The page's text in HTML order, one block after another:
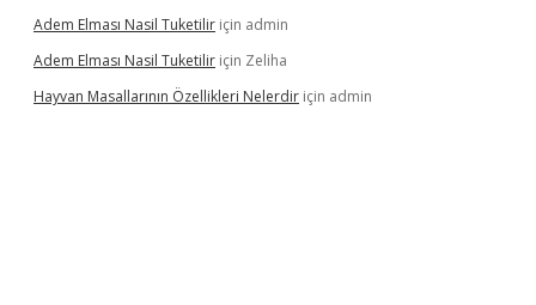
Adem Elması Nasil Tuketilir için admin
Adem Elması Nasil Tuketilir için Zeliha
Hayvan Masallarının Özellikleri Nelerdir için admin